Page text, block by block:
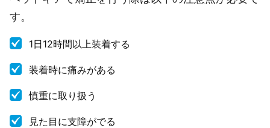
す。
1日12時間以上装着する
装着時に痛みがある
慎重に取り扱う
見た目に支障がでる